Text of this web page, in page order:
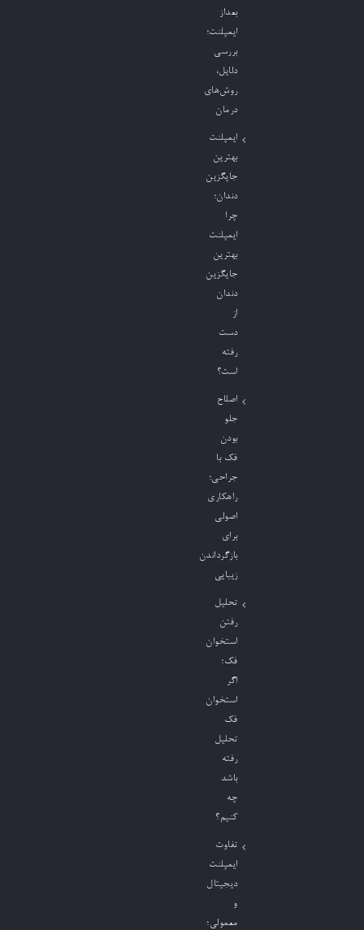
بعداز
ایمپلنت؛
بررسی
دلایل،
روش‌های
درمان
ایمپلنت
بهترین
جایگزین
دندان؛
چرا
ایمپلنت
بهترین
جایگزین
دندان
از
دست
رفته
است؟
اصلاح
جلو
بودن
فک با
جراحی؛
راهکاری
اصولی
برای
بازگرداندن
زیبایی
تحلیل
رفتن
استخوان
فک؛
اگر
استخوان
فک
تحلیل
رفته
باشد
چه
کنیم؟
تفاوت
ایمپلنت
دیجیتال
و
معمولی؛